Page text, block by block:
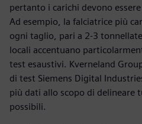
pertanto i carichi devono
Ad esempio, la falciatrice più
ogni taglio, pari a 2-3
locali accentuano
test esaustivi. Kverneland
di test Siemens Digital
più dati allo scopo di delineare
possibili.